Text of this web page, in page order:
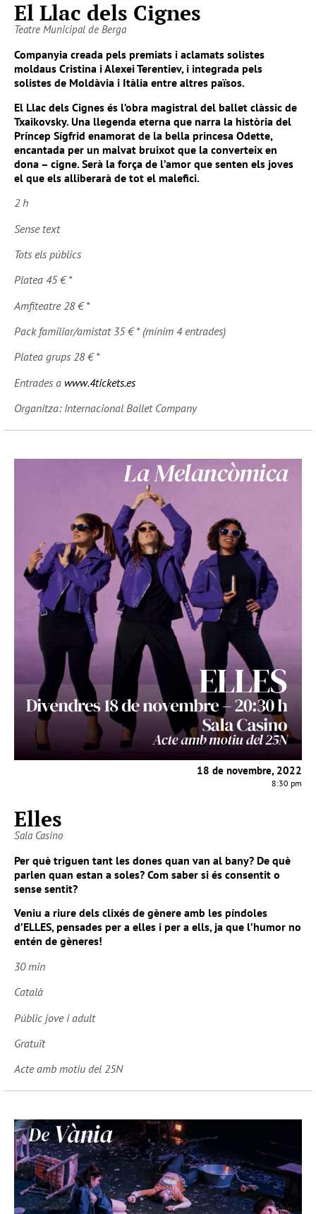
El Llac dels Cignes
Teatre Municipal de Berga
Companyia creada pels premiats i aclamats solistes
moldaus Cristina i Alexei Terentiev, i integrada pels
solistes de Moldàvia i Itàlia entre altres països.
El Llac dels Cignes és l’obra magistral del ballet clàssic de
Txaikovsky. Una llegenda eterna que narra la història del
Príncep Sígfrid enamorat de la bella princesa Odette,
encantada per un malvat bruixot que la converteix en
dona – cigne. Serà la força de l’amor que senten els joves
el que els alliberarà de tot el malefici.
2 h
Sense text
Tots els públics
Platea 45 € *
Amfiteatre 28 € *
Pack familiar/amistat 35 € * (mínim 4 entrades)
Platea grups 28 € *
Entrades a www.4tickets.es
Organitza: Internacional Ballet Company
18 de novembre, 2022
8:30 pm
Elles
Sala Casino
Per què triguen tant les dones quan van al bany? De què
parlen quan estan a soles? Com saber si és consentit o
sense sentit?
Veniu a riure dels clixés de gènere amb les píndoles
d’ELLES, pensades per a elles i per a ells, ja que l’humor no
entén de gèneres!
30 min
Català
Públic jove i adult
Gratuït
Acte amb motiu del 25N